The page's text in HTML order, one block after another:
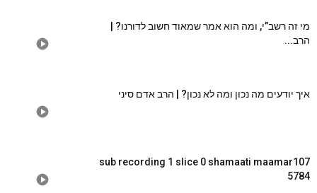
מי זה רשב”י, ומה הוא אמר שמאוד חשוב לדורנו? |
הרב...
איך יודעים מה נכון ומה לא נכון? | הרב אדם סיני
sub recording 1 slice 0 shamaati maamar107
5784